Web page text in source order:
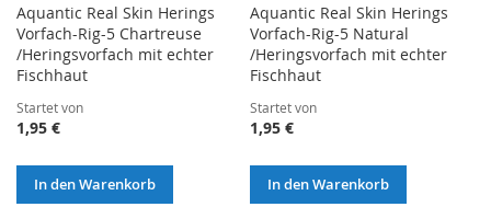
Aquantic Real Skin Herings
Vorfach-Rig-5 Chartreuse
/Heringsvorfach mit echter
Fischhaut
Startet von
1,95 €
In den Warenkorb
Aquantic Real Skin Herings
Vorfach-Rig-5 Natural
/Heringsvorfach mit echter
Fischhaut
Startet von
1,95 €
In den Warenkorb